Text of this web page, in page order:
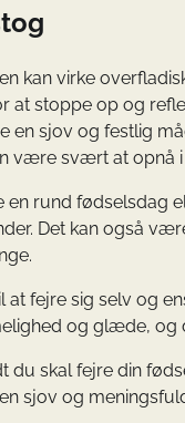
kan virke
at stoppe op og
en sjov og festlig
være svært at opnå
rund fødselsdag
Det kan også
at fejre sig selv og
og glæde,
du skal fejre din
sjov og